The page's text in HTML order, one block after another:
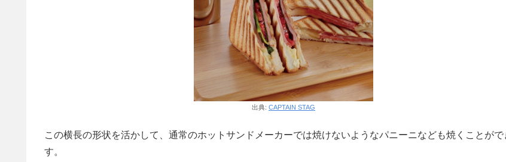
出典: CAPTAIN STAG
この横長の形状を活かして、通常のホットサンドメーカーでは焼けないようなパニーニなども焼くことがで
す。